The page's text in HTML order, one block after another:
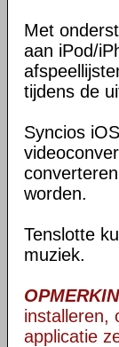
Met
aan iPod/
tijdens de
Syncios
worden.
Tenslotte
muziek.
installeren,
applicatie